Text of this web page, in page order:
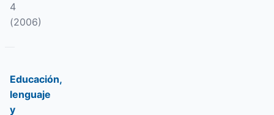
4
(2006)
Educación,
lenguaje
y